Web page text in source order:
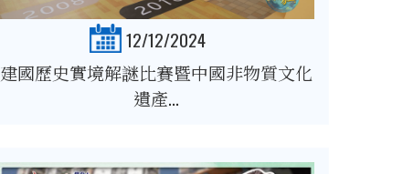
12/12/2024
建國歷史實境解謎比賽暨中國非物質文化
遺產...